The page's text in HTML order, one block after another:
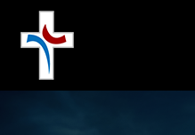
Traži...